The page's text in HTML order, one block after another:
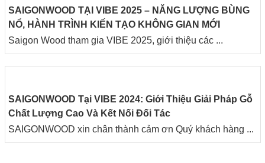
SAIGONWOOD TẠI VIBE 2025 – NĂNG LƯỢNG BÙNG
NỔ, HÀNH TRÌNH KIẾN TẠO KHÔNG GIAN MỚI
Saigon Wood tham gia VIBE 2025, giới thiệu các ...
SAIGONWOOD Tại VIBE 2024: Giới Thiệu Giải Pháp Gỗ
Chất Lượng Cao Và Kết Nối Đối Tác
SAIGONWOOD xin chân thành cảm ơn Quý khách hàng ...